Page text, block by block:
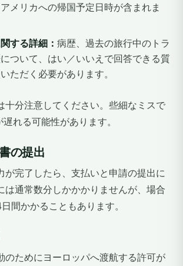
メリカへの帰国予定日時が含まれま
する詳細： 病歴、過去の旅行中のトラ
ついて、はい／いいえで回答できる質
ただく必要があります。
十分注意してください。些細なミスで
れる可能性があります。
の提出
が完了したら、支払いと申請の提出に
は通常数分しかかかりませんが、場合
間かかることもあります。
のためにヨーロッパへ渡航する許可が